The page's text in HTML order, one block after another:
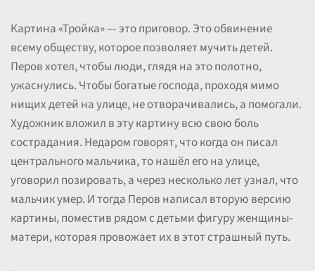
Картина «Тройка» — это приговор. Это обвинение
всему обществу, которое позволяет мучить детей.
Перов хотел, чтобы люди, глядя на это полотно,
ужаснулись. Чтобы богатые господа, проходя мимо
нищих детей на улице, не отворачивались, а помогали.
Художник вложил в эту картину всю свою боль
сострадания. Недаром говорят, что когда он писал
центрального мальчика, то нашёл его на улице,
уговорил позировать, а через несколько лет узнал, что
мальчик умер. И тогда Перов написал вторую версию
картины, поместив рядом с детьми фигуру женщины-
матери, которая провожает их в этот страшный путь.